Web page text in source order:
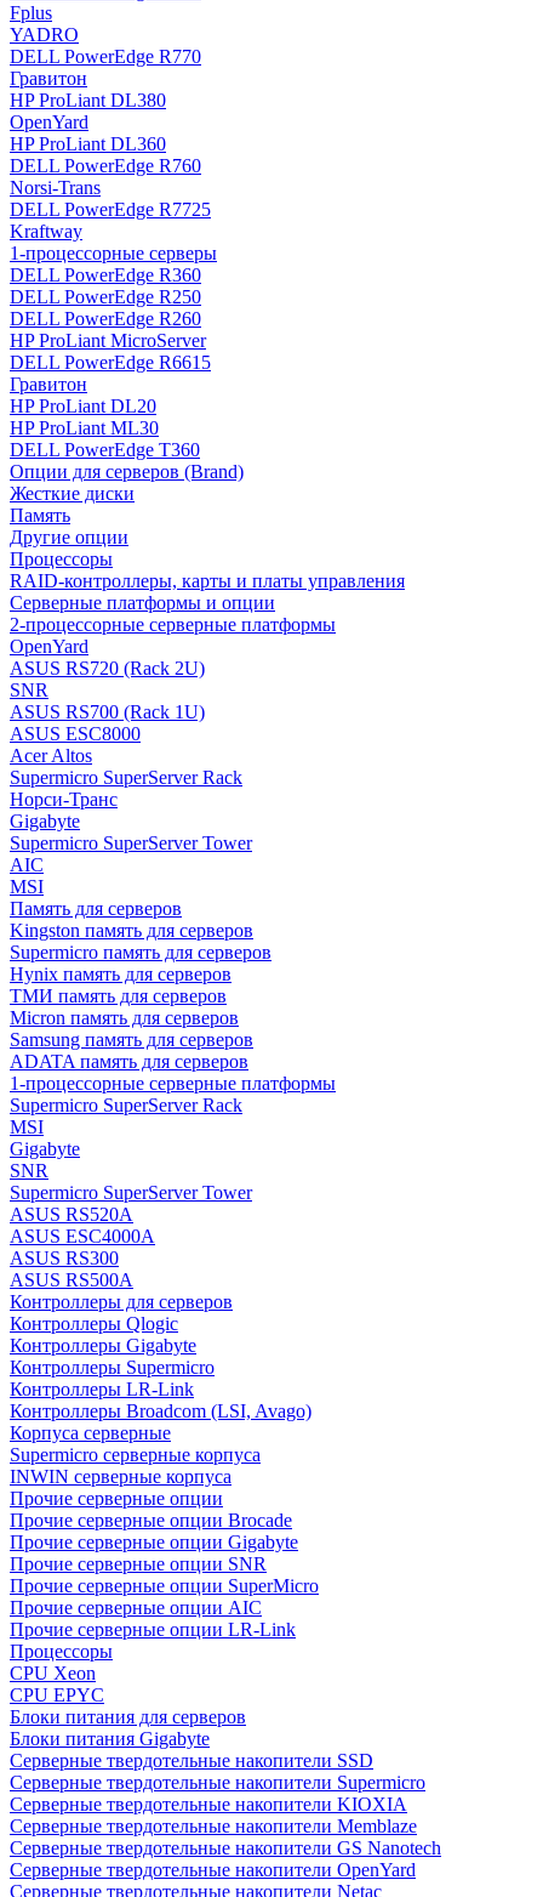
Fplus
YADRO
DELL PowerEdge R770
Гравитон
HP ProLiant DL380
OpenYard
HP ProLiant DL360
DELL PowerEdge R760
Norsi-Trans
DELL PowerEdge R7725
Kraftway
1-процессорные серверы
DELL PowerEdge R360
DELL PowerEdge R250
DELL PowerEdge R260
HP ProLiant MicroServer
DELL PowerEdge R6615
Гравитон
HP ProLiant DL20
HP ProLiant ML30
DELL PowerEdge T360
Опции для серверов (Brand)
Жесткие диски
Память
Другие опции
Процессоры
RAID-контроллеры, карты и платы управления
Серверные платформы и опции
2-процессорные серверные платформы
OpenYard
ASUS RS720 (Rack 2U)
SNR
ASUS RS700 (Rack 1U)
ASUS ESC8000
Acer Altos
Supermicro SuperServer Rack
Норси-Транс
Gigabyte
Supermicro SuperServer Tower
AIC
MSI
Память для серверов
Kingston память для серверов
Supermicro память для серверов
Hynix память для серверов
ТМИ память для серверов
Micron память для серверов
Samsung память для серверов
ADATA память для серверов
1-процессорные серверные платформы
Supermicro SuperServer Rack
MSI
Gigabyte
SNR
Supermicro SuperServer Tower
ASUS RS520A
ASUS ESC4000A
ASUS RS300
ASUS RS500A
Контроллеры для серверов
Контроллеры Qlogic
Контроллеры Gigabyte
Контроллеры Supermicro
Контроллеры LR-Link
Контроллеры Broadcom (LSI, Avago)
Корпуса серверные
Supermicro серверные корпуса
INWIN серверные корпуса
Прочие серверные опции
Прочие серверные опции Brocade
Прочие серверные опции Gigabyte
Прочие серверные опции SNR
Прочие серверные опции SuperMicro
Прочие серверные опции AIC
Прочие серверные опции LR-Link
Процессоры
CPU Xeon
CPU EPYC
Блоки питания для серверов
Блоки питания Gigabyte
Серверные твердотельные накопители SSD
Cерверные твердотельные накопители Supermicro
Cерверные твердотельные накопители KIOXIA
Cерверные твердотельные накопители Memblaze
Cерверные твердотельные накопители GS Nanotech
Серверные твердотельные накопители OpenYard
Серверные твердотельные накопители Netac